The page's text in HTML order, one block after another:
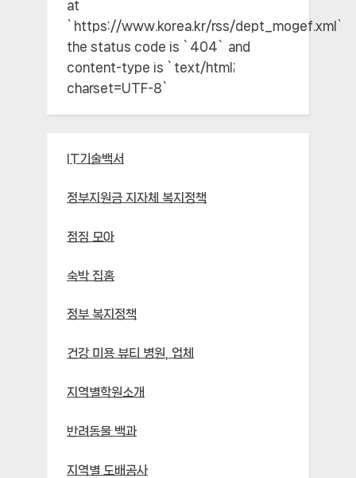
at
`https://www.korea.kr/rss/dept_mogef.xml`;
the status code is `404` and
content-type is `text/html;
charset=UTF-8`
IT기술백서
정부지원금 지자체 복지정책
점짐 모아
숙박 집홈
정부 복지정책
건강 미용 뷰티 병원, 업체
지역별학원소개
반려동물 백과
지역별 도배공사